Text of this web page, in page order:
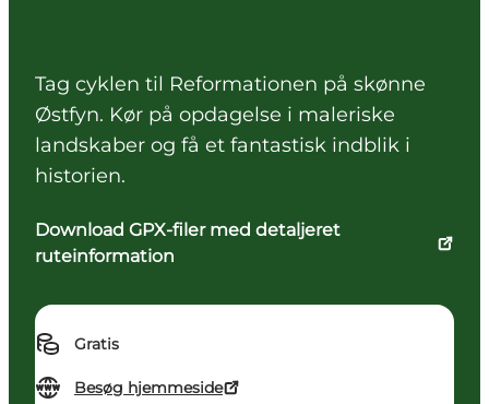
Tag cyklen til Reformationen på skønne
Østfyn. Kør på opdagelse i maleriske
landskaber og få et fantastisk indblik i
historien.
Download GPX-filer med detaljeret
ruteinformation
Gratis
Besøg hjemmeside